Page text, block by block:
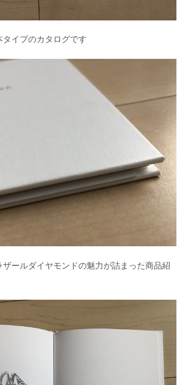
イプのカタログです
ールダイヤモンドの魅力が詰まった商品紹